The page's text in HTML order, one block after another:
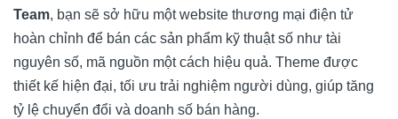
Team, bạn sẽ sở hữu một website thương mại điện tử
hoàn chỉnh để bán các sản phẩm kỹ thuật số như tài
nguyên số, mã nguồn một cách hiệu quả. Theme được
thiết kế hiện đại, tối ưu trải nghiệm người dùng, giúp tăng
tỷ lệ chuyển đổi và doanh số bán hàng.